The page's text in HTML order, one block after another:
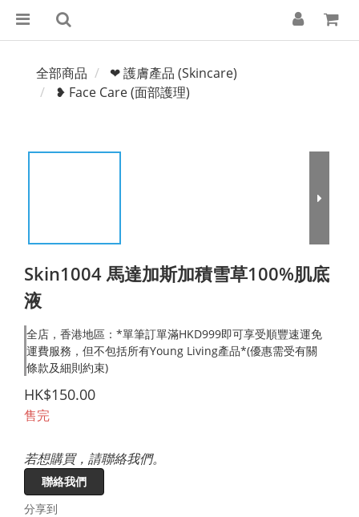
全部商品
❤ 護膚產品 (Skincare)
❥ Face Care (面部護理)
Skin1004 馬達加斯加積雪草100%肌底
液
全店，香港地區：*單筆訂單滿HKD999即可享受順豐速運免
運費服務，但不包括所有Young Living產品*(優惠需受有關
條款及細則約束)
HK$150.00
售完
若想購買，請聯絡我們。
聯絡我們
分享到